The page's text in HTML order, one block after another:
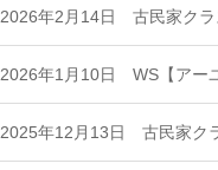
2026年2月14日 古民家クラ
2026年1月10日 WS【アー
2025年12月13日 古民家ク